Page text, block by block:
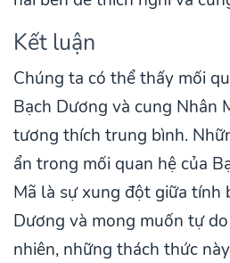
Kết luận
Chúng ta có thể thấy mối
Bạch Dương và cung Nhân
tương thích trung bình.
ẩn trong mối quan hệ của
Mã là sự xung đột giữa tính
Dương và mong muốn tự
nhiên, những thách thức